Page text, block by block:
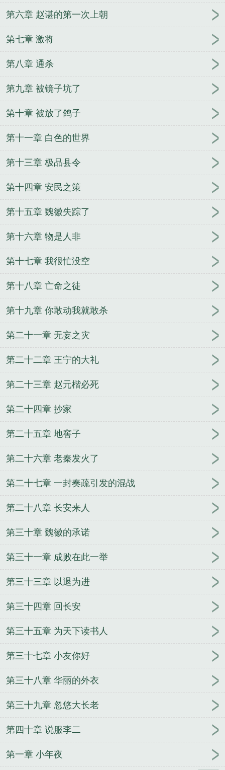
第六章 赵谌的第一次上朝
第七章 激将
第八章 通杀
第九章 被镜子坑了
第十章 被放了鸽子
第十一章 白色的世界
第十三章 极品县令
第十四章 安民之策
第十五章 魏徽失踪了
第十六章 物是人非
第十七章 我很忙没空
第十八章 亡命之徒
第十九章 你敢动我就敢杀
第二十一章 无妄之灾
第二十二章 王宁的大礼
第二十三章 赵元楷必死
第二十四章 抄家
第二十五章 地窖子
第二十六章 老秦发火了
第二十七章 一封奏疏引发的混战
第二十八章 长安来人
第三十章 魏徽的承诺
第三十一章 成败在此一举
第三十三章 以退为进
第三十四章 回长安
第三十五章 为天下读书人
第三十七章 小友你好
第三十八章 华丽的外衣
第三十九章 忽悠大长老
第四十章 说服李二
第一章 小年夜